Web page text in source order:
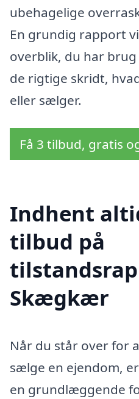
ubehagelige
En grundig rapport
overblik, du har
de rigtige skridt,
eller sælger.
Få 3 tilbud, gratis
Indhent
tilbud på
Skægkær
Når du står over for
sælge en ejendom,
en grundlæggende